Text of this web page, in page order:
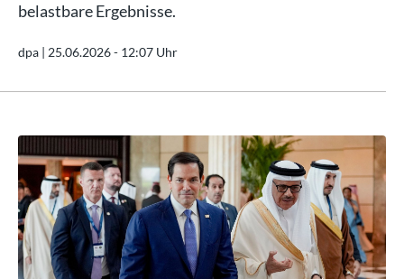
belastbare Ergebnisse.
dpa | 25.06.2026 - 12:07 Uhr